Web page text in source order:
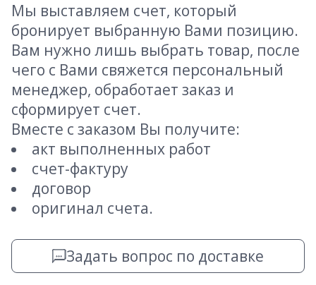
Мы выставляем счет, который
бронирует выбранную Вами позицию.
Вам нужно лишь выбрать товар, после
чего с Вами свяжется персональный
менеджер, обработает заказ и
сформирует счет.
Вместе с заказом Вы получите:
акт выполненных работ
счет-фактуру
договор
оригинал счета.
Задать вопрос по доставке